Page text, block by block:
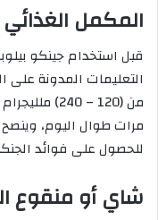
المكمل الغذائي
قبل استخدام جينكو
التعليمات المدونة على
مرات طوال اليوم،
للحصول على فوائد
شاي أو منقوع